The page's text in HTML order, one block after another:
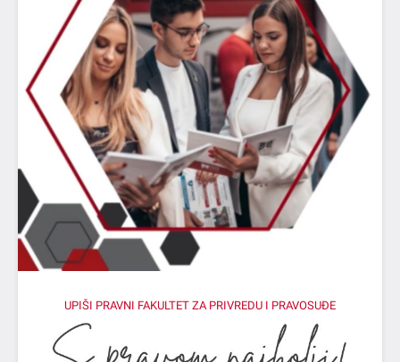
UPIŠI PRAVNI FAKULTET ZA PRIVREDU I PRAVOSUĐE